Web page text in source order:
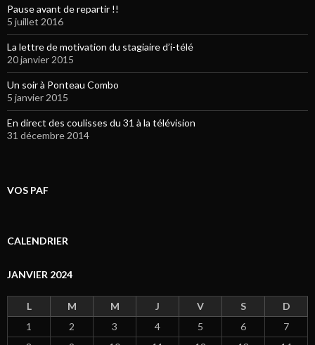
Pause avant de repartir !!
5 juillet 2016
La lettre de motivation du stagiaire d’i-télé
20 janvier 2015
Un soir à Ponteau Combo
5 janvier 2015
En direct des coulisses du 31 à la télévision
31 décembre 2014
VOS PAF
CALENDRIER
JANVIER 2024
L M M J V S
D
1
2 3 4 5 6
7